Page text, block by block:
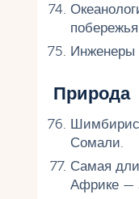
побережья.
Инженеры
Природа
Сомали.
Самая
Африке —